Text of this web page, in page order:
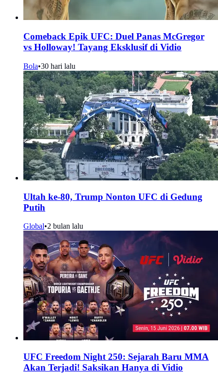
Comeback Epik UFC: Duel Panas McGregor
vs Holloway! Tayang Eksklusif di Vidio
Bola•30 hari lalu
Ultah ke-80, Trump Nonton UFC di Gedung
Putih
Global•2 bulan lalu
UFC Freedom Night 250: Sejarah Baru MMA
Akan Terjadi! Saksikan Hanya di Vidio